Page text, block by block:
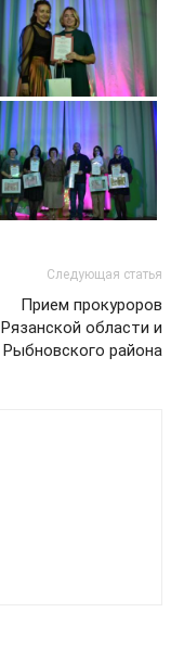
Следующая статья
Прием прокуроров
Рязанской области и
Рыбновского района